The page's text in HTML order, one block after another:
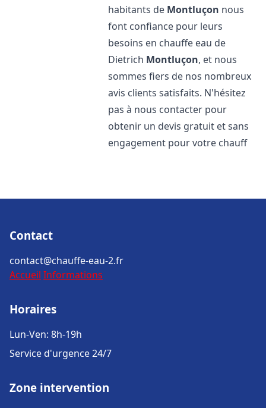
habitants de Montluçon nous
font confiance pour leurs
besoins en chauffe eau de
Dietrich Montluçon, et nous
sommes fiers de nos nombreux
avis clients satisfaits. N'hésitez
pas à nous contacter pour
obtenir un devis gratuit et sans
engagement pour votre chauff
Contact
contact@chauffe-eau-2.fr
Accueil Informations
Horaires
Lun-Ven: 8h-19h
Service d'urgence 24/7
Zone intervention